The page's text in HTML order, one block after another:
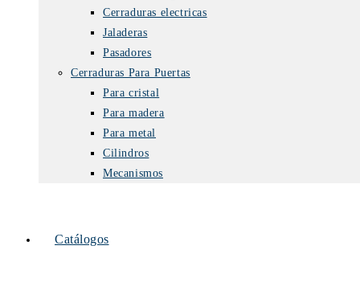
Cerraduras electricas
Jaladeras
Pasadores
Cerraduras Para Puertas
Para cristal
Para madera
Para metal
Cilindros
Mecanismos
Catálogos